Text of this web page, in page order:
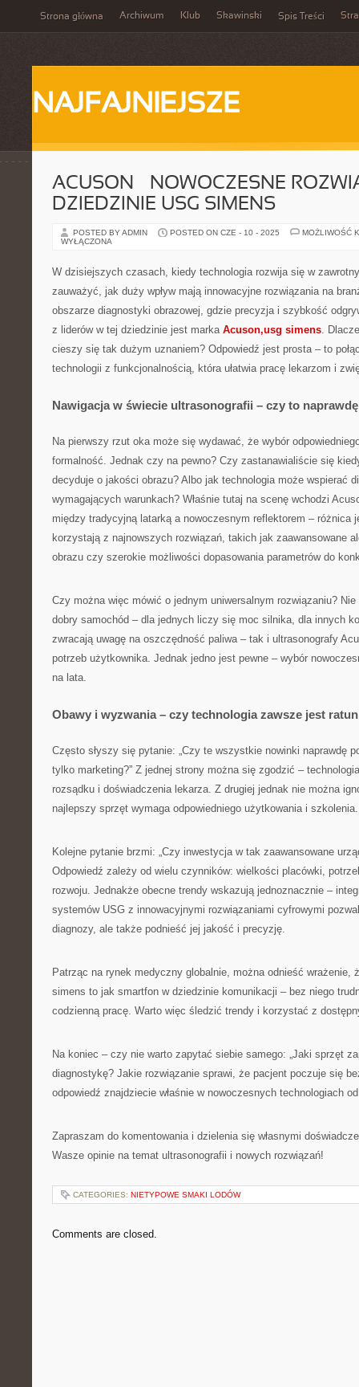
Strona główna Archiwum Klub Skawinski Spis Treści
NAJFAJNIEJSZE
ACUSON – NOWOCZESNE
DZIEDZINIE USG SIMENS
POSTED BY ADMIN POSTED ON CZE - 10 - 2025
MOŻLIWOŚĆ
WYŁĄCZONA
W dzisiejszych czasach, kiedy technologia rozwija się w
zauważyć, jak duży wpływ mają innowacyjne rozwiązania na
obszarze diagnostyki obrazowej, gdzie precyzja i szybkość
z liderów w tej dziedzinie jest marka Acuson,usg simens.
cieszy się tak dużym uznaniem? Odpowiedź jest prosta – to
technologii z funkcjonalnością, która ułatwia pracę lekarzom i
Nawigacja w świecie ultrasonografii – czy to
Na pierwszy rzut oka może się wydawać, że wybór
formalność. Jednak czy na pewno? Czy zastanawialiście się
decyduje o jakości obrazu? Albo jak technologia może wspierać
wymagających warunkach? Właśnie tutaj na scenę wchodzi
między tradycyjną latarką a nowoczesnym reflektorem – różnica
korzystają z najnowszych rozwiązań, takich jak zaawansowane
obrazu czy szerokie możliwości dopasowania parametrów do
Czy można więc mówić o jednym uniwersalnym rozwiązaniu?
dobry samochód – dla jednych liczy się moc silnika, dla innych
zwracają uwagę na oszczędność paliwa – tak i ultrasonografy
potrzeb użytkownika. Jednak jedno jest pewne – wybór
na lata.
Obawy i wyzwania – czy technologia zawsze jest
Często słyszy się pytanie: „Czy te wszystkie nowinki naprawdę
tylko marketing?” Z jednej strony można się zgodzić –
rozsądku i doświadczenia lekarza. Z drugiej jednak nie można
najlepszy sprzęt wymaga odpowiedniego użytkowania i szkolenia.
Kolejne pytanie brzmi: „Czy inwestycja w tak zaawansowane
Odpowiedź zależy od wielu czynników: wielkości placówki,
rozwoju. Jednakże obecne trendy wskazują jednoznacznie –
systemów USG z innowacyjnymi rozwiązaniami cyfrowymi
diagnozy, ale także podnieść jej jakość i precyzję.
Patrząc na rynek medyczny globalnie, można odnieść wrażenie,
simens to jak smartfon w dziedzinie komunikacji – bez niego
codzienną pracę. Warto więc śledzić trendy i korzystać z
Na koniec – czy nie warto zapytać siebie samego: „Jaki sprzęt
diagnostykę? Jakie rozwiązanie sprawi, że pacjent poczuje się
odpowiedź znajdziecie właśnie w nowoczesnych technologiach
Zapraszam do komentowania i dzielenia się własnymi
Wasze opinie na temat ultrasonografii i nowych rozwiązań!
CATEGORIES: NIETYPOWE SMAKI LODÓW
Comments are closed.